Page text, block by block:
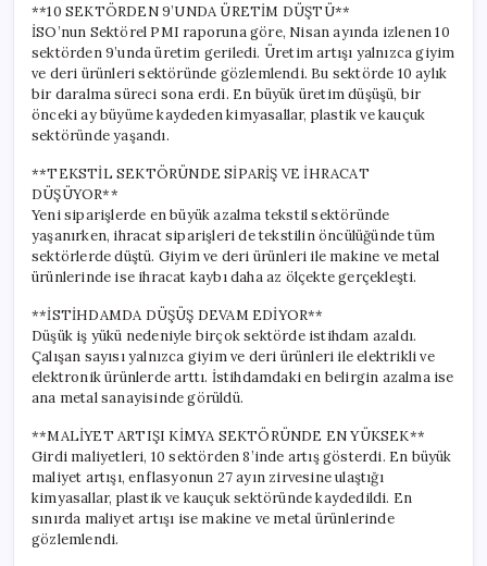
**10 SEKTÖRDEN 9’UNDA ÜRETİM DÜŞTÜ**
İSO’nun Sektörel PMI raporuna göre, Nisan ayında izlenen 10
sektörden 9’unda üretim geriledi. Üretim artışı yalnızca giyim
ve deri ürünleri sektöründe gözlemlendi. Bu sektörde 10 aylık
bir daralma süreci sona erdi. En büyük üretim düşüşü, bir
önceki ay büyüme kaydeden kimyasallar, plastik ve kauçuk
sektöründe yaşandı.
**TEKSTİL SEKTÖRÜNDE SİPARİŞ VE İHRACAT
DÜŞÜYOR**
Yeni siparişlerde en büyük azalma tekstil sektöründe
yaşanırken, ihracat siparişleri de tekstilin öncülüğünde tüm
sektörlerde düştü. Giyim ve deri ürünleri ile makine ve metal
ürünlerinde ise ihracat kaybı daha az ölçekte gerçekleşti.
**İSTİHDAMDA DÜŞÜŞ DEVAM EDİYOR**
Düşük iş yükü nedeniyle birçok sektörde istihdam azaldı.
Çalışan sayısı yalnızca giyim ve deri ürünleri ile elektrikli ve
elektronik ürünlerde arttı. İstihdamdaki en belirgin azalma ise
ana metal sanayisinde görüldü.
**MALİYET ARTIŞI KİMYA SEKTÖRÜNDE EN YÜKSEK**
Girdi maliyetleri, 10 sektörden 8’inde artış gösterdi. En büyük
maliyet artışı, enflasyonun 27 ayın zirvesine ulaştığı
kimyasallar, plastik ve kauçuk sektöründe kaydedildi. En
sınırda maliyet artışı ise makine ve metal ürünlerinde
gözlemlendi.